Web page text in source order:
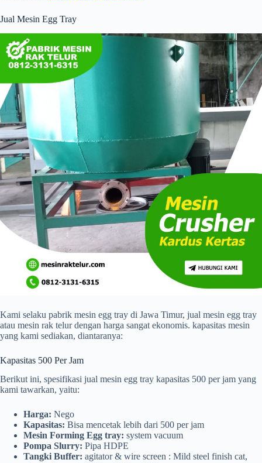
Jual Mesin Egg Tray
Kami selaku pabrik mesin egg tray di Jawa Timur, jual mesin egg tray
atau mesin rak telur dengan harga sangat ekonomis. kapasitas mesin
yang kami sediakan, diantaranya:
Kapasitas 500 Per Jam
Berikut ini, spesifikasi jual mesin egg tray kapasitas 500 per jam yang
kami tawarkan, yaitu:
Harga: Nego
Kapasitas: Bisa mencetak lebih dari 500 per jam
Mesin Forming Egg tray: system vacuum
Pompa Slurry: Pipa HDPE
Tangki Buffer: agitator & wire screen : Mild steel finish cat,